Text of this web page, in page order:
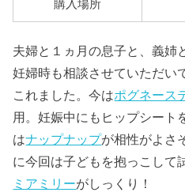
購入場所
夫婦と１ヵ月の息子と、義姉
妊婦時も相談させていただい
これました。今はポグネース
用。妊娠中にもヒップシート
はナップナップが相性がよさ
に今回は子どもを抱っこして
ミアミリーがしっくり！